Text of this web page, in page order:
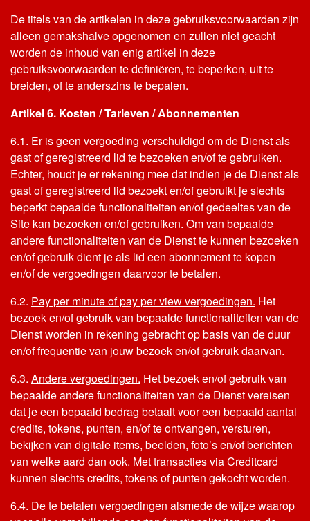
De titels van de artikelen in deze gebruiksvoorwaarden zijn
alleen gemakshalve opgenomen en zullen niet geacht
worden de inhoud van enig artikel in deze
gebruiksvoorwaarden te definiëren, te beperken, uit te
breiden, of te anderszins te bepalen.
Artikel 6. Kosten / Tarieven / Abonnementen
6.1. Er is geen vergoeding verschuldigd om de Dienst als
gast of geregistreerd lid te bezoeken en/of te gebruiken.
Echter, houdt je er rekening mee dat indien je de Dienst als
gast of geregistreerd lid bezoekt en/of gebruikt je slechts
beperkt bepaalde functionaliteiten en/of gedeeltes van de
Site kan bezoeken en/of gebruiken. Om van bepaalde
andere functionaliteiten van de Dienst te kunnen bezoeken
en/of gebruik dient je als lid een abonnement te kopen
en/of de vergoedingen daarvoor te betalen.
6.2. Pay per minute of pay per view vergoedingen. Het
bezoek en/of gebruik van bepaalde functionaliteiten van de
Dienst worden in rekening gebracht op basis van de duur
en/of frequentie van jouw bezoek en/of gebruik daarvan.
6.3. Andere vergoedingen. Het bezoek en/of gebruik van
bepaalde andere functionaliteiten van de Dienst vereisen
dat je een bepaald bedrag betaalt voor een bepaald aantal
credits, tokens, punten, en/of te ontvangen, versturen,
bekijken van digitale items, beelden, foto’s en/of berichten
van welke aard dan ook. Met transacties via Creditcard
kunnen slechts credits, tokens of punten gekocht worden.
6.4. De te betalen vergoedingen alsmede de wijze waarop